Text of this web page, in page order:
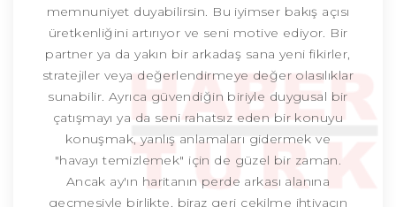
memnuniyet duyabilirsin. Bu iyimser bakış açısı
üretkenliğini artırıyor ve seni motive ediyor. Bir
partner ya da yakın bir arkadaş sana yeni fikirler,
stratejiler veya değerlendirmeye değer olasılıklar
sunabilir. Ayrıca güvendiğin biriyle duygusal bir
çatışmayı ya da seni rahatsız eden bir konuyu
konuşmak, yanlış anlamaları gidermek ve
"havayı temizlemek" için de güzel bir zaman.
Ancak ay'ın haritanın perde arkası alanına
geçmesiyle birlikte, biraz geri çekilme ihtiyacın